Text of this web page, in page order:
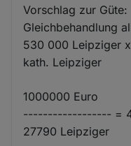
Vorschlag zur Güte:
Gleichbehandlung
530 000 Leipziger
kath. Leipziger
1000000 Euro
------------------ =
27790 Leipziger